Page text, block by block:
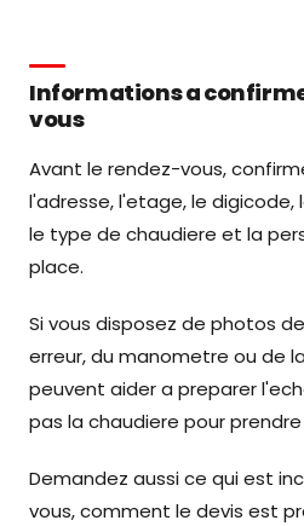
Informations a
vous
Avant le rendez-vous,
l'adresse, l'etage, le digicode,
le type de chaudiere et la
place.
Si vous disposez de photos
erreur, du manometre ou de
peuvent aider a preparer
pas la chaudiere pour
Demandez aussi ce qui est
vous, comment le devis est